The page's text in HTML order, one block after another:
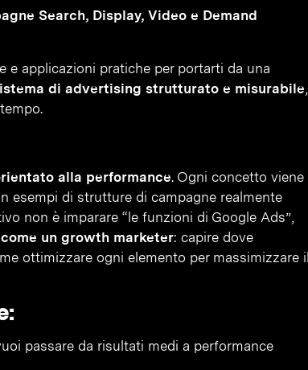
Search, Display, Video e Demand
e applicazioni pratiche per portarti da una
di advertising strutturato e misurabile,
alla performance. Ogni concetto viene
esempi di strutture di campagne realmente
non è imparare “le funzioni di Google Ads”,
un growth marketer: capire dove
ottimizzare ogni elemento per massimizzare il
passare da risultati medi a performance